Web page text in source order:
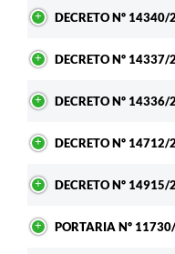
DECRETO Nº
DECRETO Nº
DECRETO Nº
DECRETO Nº
DECRETO Nº
PORTARIA Nº